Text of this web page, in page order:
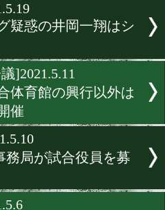
月のニュース
ング疑惑の井岡一翔
会議]2021.5.11
総合体育館の興行以
り開催